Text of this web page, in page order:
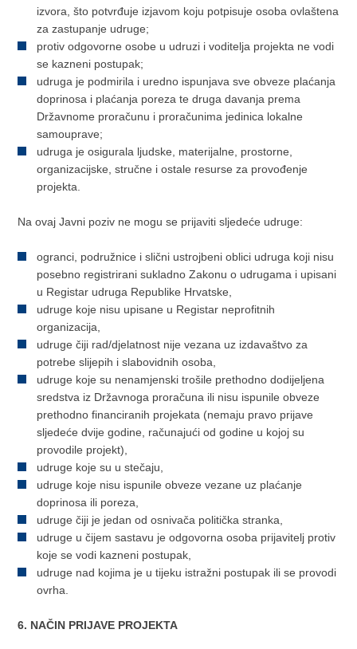
izvora, što potvrđuje izjavom koju potpisuje osoba ovlaštena
za zastupanje udruge;
protiv odgovorne osobe u udruzi i voditelja projekta ne vodi
se kazneni postupak;
udruga je podmirila i uredno ispunjava sve obveze plaćanja
doprinosa i plaćanja poreza te druga davanja prema
Državnome proračunu i proračunima jedinica lokalne
samouprave;
udruga je osigurala ljudske, materijalne, prostorne,
organizacijske, stručne i ostale resurse za provođenje
projekta.
Na ovaj Javni poziv ne mogu se prijaviti sljedeće udruge:
ogranci, podružnice i slični ustrojbeni oblici udruga koji nisu
posebno registrirani sukladno Zakonu o udrugama i upisani
u Registar udruga Republike Hrvatske,
udruge koje nisu upisane u Registar neprofitnih
organizacija,
udruge čiji rad/djelatnost nije vezana uz izdavaštvo za
potrebe slijepih i slabovidnih osoba,
udruge koje su nenamjenski trošile prethodno dodijeljena
sredstva iz Državnoga proračuna ili nisu ispunile obveze
prethodno financiranih projekata (nemaju pravo prijave
sljedeće dvije godine, računajući od godine u kojoj su
provodile projekt),
udruge koje su u stečaju,
udruge koje nisu ispunile obveze vezane uz plaćanje
doprinosa ili poreza,
udruge čiji je jedan od osnivača politička stranka,
udruge u čijem sastavu je odgovorna osoba prijavitelj protiv
koje se vodi kazneni postupak,
udruge nad kojima je u tijeku istražni postupak ili se provodi
ovrha.
6. NAČIN PRIJAVE PROJEKTA